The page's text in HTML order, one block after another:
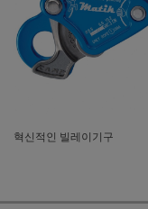
혁신적인 빌레이기구